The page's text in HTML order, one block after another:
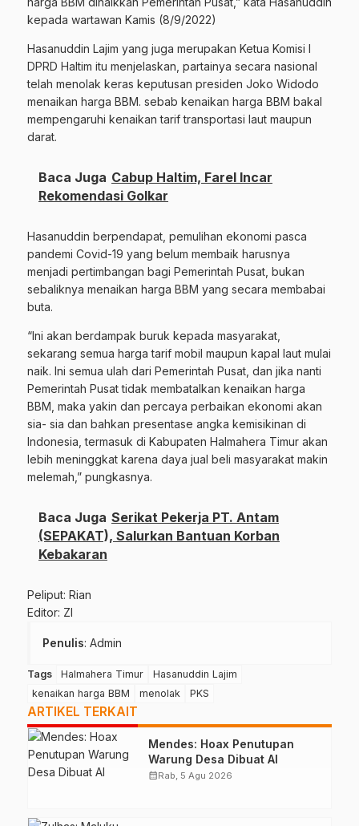
kepada wartawan Kamis (8/9/2022)
Hasanuddin Lajim yang juga merupakan Ketua Komisi I
DPRD Haltim itu menjelaskan, partainya secara nasional
telah menolak keras keputusan presiden Joko Widodo
menaikan harga BBM. sebab kenaikan harga BBM bakal
mempengaruhi kenaikan tarif transportasi laut maupun
darat.
Baca Juga Cabup Haltim, Farel Incar
Rekomendasi Golkar
Hasanuddin berpendapat, pemulihan ekonomi pasca
pandemi Covid-19 yang belum membaik harusnya
menjadi pertimbangan bagi Pemerintah Pusat, bukan
sebaliknya menaikan harga BBM yang secara membabai
buta.
“Ini akan berdampak buruk kepada masyarakat,
sekarang semua harga tarif mobil maupun kapal laut mulai
naik. Ini semua ulah dari Pemerintah Pusat, dan jika nanti
Pemerintah Pusat tidak membatalkan kenaikan harga
BBM, maka yakin dan percaya perbaikan ekonomi akan
sia- sia dan bahkan presentase angka kemisikinan di
Indonesia, termasuk di Kabupaten Halmahera Timur akan
lebih meninggkat karena daya jual beli masyarakat makin
melemah,” pungkasnya.
Baca Juga Serikat Pekerja PT. Antam
(SEPAKAT), Salurkan Bantuan Korban
Kebakaran
Peliput: Rian
Editor: ZI
Penulis: Admin
Tags Halmahera Timur
Hasanuddin Lajim
kenaikan harga BBM
menolak PKS
ARTIKEL TERKAIT
Mendes: Hoax Penutupan
Warung Desa Dibuat AI
calendar_monthRab, 5 Agu 2026